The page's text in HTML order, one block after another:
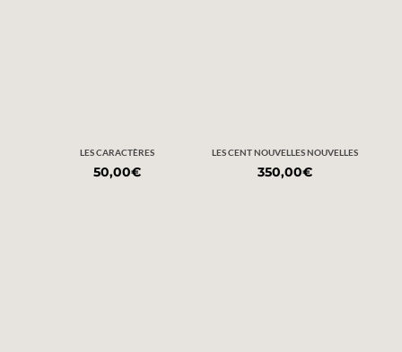
LES CARACTÈRES
50,00€
LES CENT NOUVELLES NOUVELLES
350,00€